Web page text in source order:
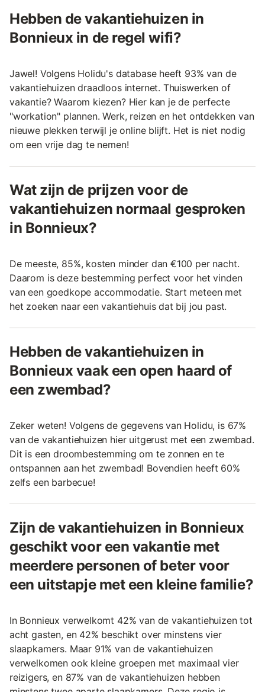
Hebben de vakantiehuizen in
Bonnieux in de regel wifi?
Jawel! Volgens Holidu's database heeft 93% van de
vakantiehuizen draadloos internet. Thuiswerken of
vakantie? Waarom kiezen? Hier kan je de perfecte
"workation" plannen. Werk, reizen en het ontdekken van
nieuwe plekken terwijl je online blijft. Het is niet nodig
om een vrije dag te nemen!
Wat zijn de prijzen voor de
vakantiehuizen normaal gesproken
in Bonnieux?
De meeste, 85%, kosten minder dan €100 per nacht.
Daarom is deze bestemming perfect voor het vinden
van een goedkope accommodatie. Start meteen met
het zoeken naar een vakantiehuis dat bij jou past.
Hebben de vakantiehuizen in
Bonnieux vaak een open haard of
een zwembad?
Zeker weten! Volgens de gegevens van Holidu, is 67%
van de vakantiehuizen hier uitgerust met een zwembad.
Dit is een droombestemming om te zonnen en te
ontspannen aan het zwembad! Bovendien heeft 60%
zelfs een barbecue!
Zijn de vakantiehuizen in Bonnieux
geschikt voor een vakantie met
meerdere personen of beter voor
een uitstapje met een kleine familie?
In Bonnieux verwelkomt 42% van de vakantiehuizen tot
acht gasten, en 42% beschikt over minstens vier
slaapkamers. Maar 91% van de vakantiehuizen
verwelkomen ook kleine groepen met maximaal vier
reizigers, en 87% van de vakantiehuizen hebben